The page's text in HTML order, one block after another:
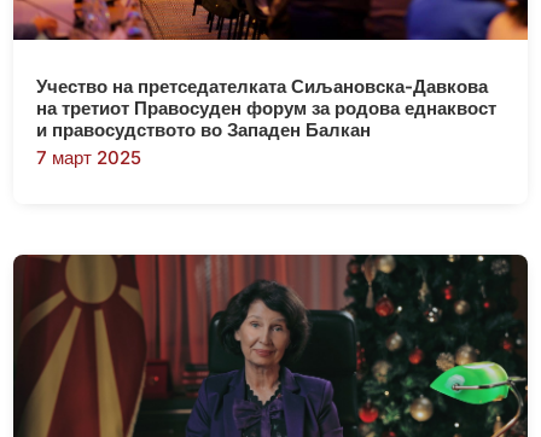
Учество на претседателката Сиљановска-Давкова
на третиот Правосуден форум за родова еднаквост
и правосудството во Западен Балкан
7 март 2025